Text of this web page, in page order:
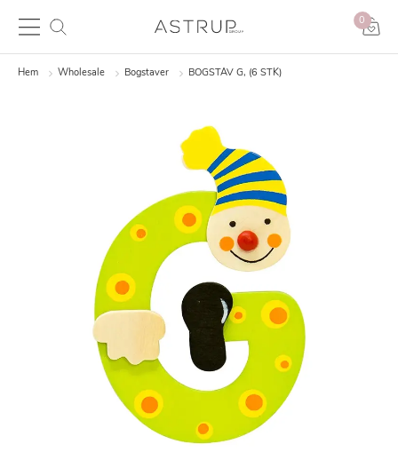
0
Hem Wholesale Bogstaver BOGSTAV G, (6 STK)